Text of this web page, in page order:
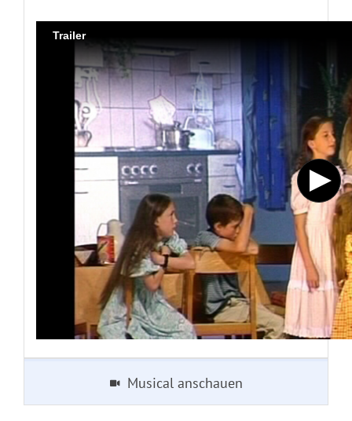
Musical anschauen